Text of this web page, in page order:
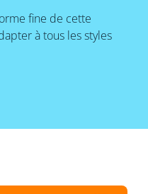
fine de cette
à tous les styles